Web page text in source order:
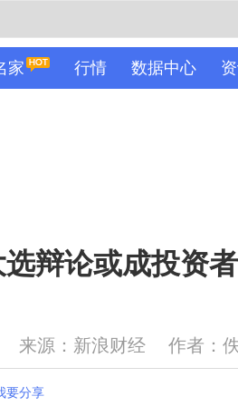
家 行情 数据中心
辩论或成投资
来源：新浪财经 作者：
要分享